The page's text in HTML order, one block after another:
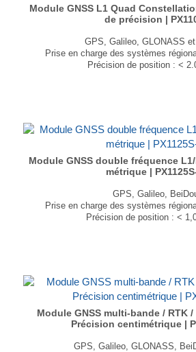
Module GNSS L1 Quad
de précision |
GPS, Galileo, GLONASS
Prise en charge des systèmes
Précision de position : <
Module GNSS double fréquence
métrique |
GPS, Galileo,
Prise en charge des systèmes
Précision de position : <
Module GNSS multi-bande / RTK
Précision centimétrique |
GPS, Galileo, GLONASS,